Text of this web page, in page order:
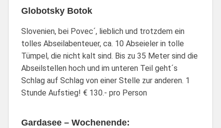
Globotsky Botok
Slovenien, bei Povec´, lieblich und trotzdem ein
tolles Abseilabenteuer, ca. 10 Abseieler in tolle
Tümpel, die nicht kalt sind. Bis zu 35 Meter sind die
Abseilstellen hoch und im unteren Teil geht´s
Schlag auf Schlag von einer Stelle zur anderen. 1
Stunde Aufstieg! € 130.- pro Person
Gardasee – Wochenende: